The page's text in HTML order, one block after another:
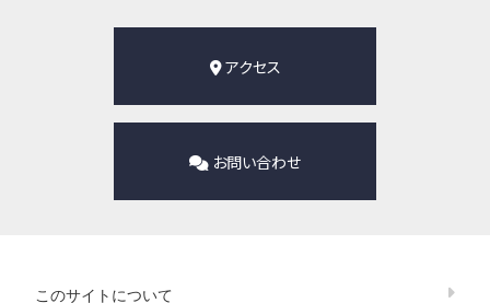
アクセス
お問い合わせ
このサイトについて